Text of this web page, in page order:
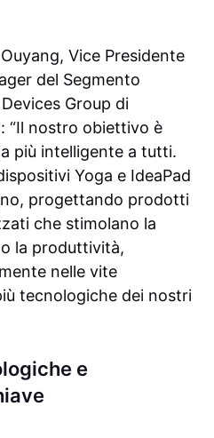
Vice Presidente
del Segmento
Group di
“Il nostro obiettivo è
più intelligente a tutti.
Yoga e IdeaPad
progettando prodotti
che stimolano la
la produttività,
nelle vite
tecnologiche dei nostri
e